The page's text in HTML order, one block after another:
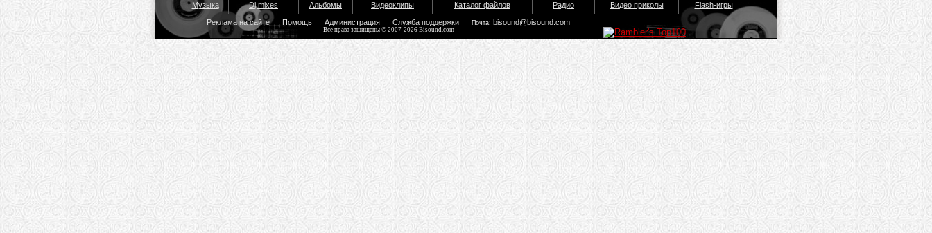
Музыка Dj mixes Альбомы Видеоклипы Каталог файлов Радио Видео приколы Flash-игры
Реклама на сайте Помощь Администрация Служба поддержки Почта: bisound@bisound.com
Все права защищены © 2007-2026 Bisound.com